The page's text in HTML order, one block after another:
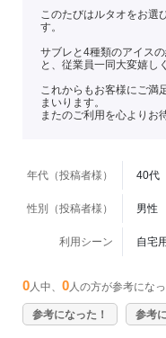
このたびはルタオをお選
す。
サブレと4種類のアイス
と、従業員一同大変嬉し
これからもお客様にご満
まいります。
またのご利用を心よりお
年代（投稿者様） 40代
性別（投稿者様） 男性
利用シーン 自宅用
0 人中、 0 人の方が参考にな
参考になった！ 参考